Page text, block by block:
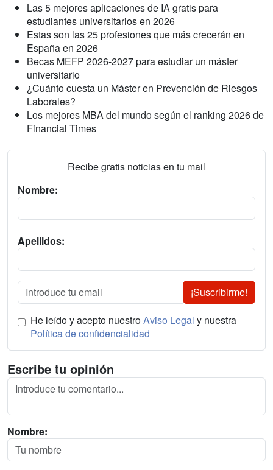
Las 5 mejores aplicaciones de IA gratis para
estudiantes universitarios en 2026
Estas son las 25 profesiones que más crecerán en
España en 2026
Becas MEFP 2026-2027 para estudiar un máster
universitario
¿Cuánto cuesta un Máster en Prevención de Riesgos
Laborales?
Los mejores MBA del mundo según el ranking 2026 de
Financial Times
Recibe gratis noticias en tu mail
Nombre:
Apellidos:
¡Suscribirme!
He leído y acepto nuestroAviso Legal y nuestra
Política de confidencialidad
Escribe tu opinión
Nombre: